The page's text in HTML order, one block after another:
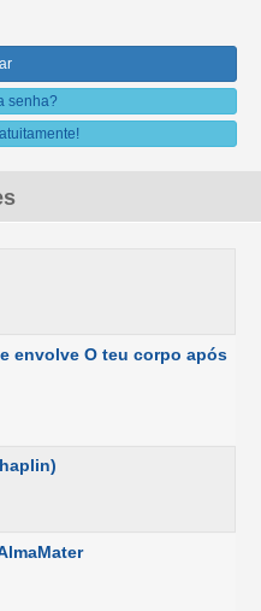
senha?
envolve O teu corpo após